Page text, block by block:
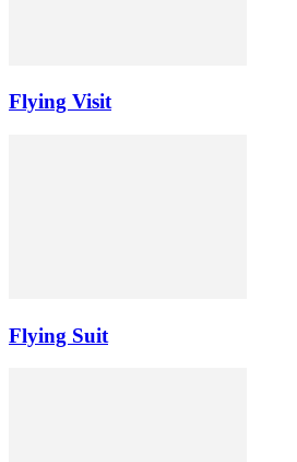
Flying Visit
Flying Suit